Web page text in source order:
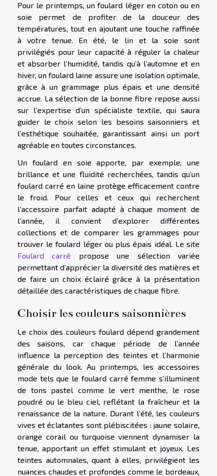
Pour le printemps, un foulard léger en coton ou en
soie permet de profiter de la douceur des
températures, tout en ajoutant une touche raffinée
à votre tenue. En été, le lin et la soie sont
privilégiés pour leur capacité à réguler la chaleur
et absorber l’humidité, tandis qu’à l’automne et en
hiver, un foulard laine assure une isolation optimale,
grâce à un grammage plus épais et une densité
accrue. La sélection de la bonne fibre repose aussi
sur l’expertise d’un spécialiste textile, qui saura
guider le choix selon les besoins saisonniers et
l’esthétique souhaitée, garantissant ainsi un port
agréable en toutes circonstances.
Un foulard en soie apporte, par exemple, une
brillance et une fluidité recherchées, tandis qu’un
foulard carré en laine protège efficacement contre
le froid. Pour celles et ceux qui recherchent
l’accessoire parfait adapté à chaque moment de
l’année, il convient d’explorer différentes
collections et de comparer les grammages pour
trouver le foulard léger ou plus épais idéal. Le site
Foulard carré propose une sélection variée
permettant d’apprécier la diversité des matières et
de faire un choix éclairé grâce à la présentation
détaillée des caractéristiques de chaque fibre.
Choisir les couleurs saisonnières
Le choix des couleurs foulard dépend grandement
des saisons, car chaque période de l’année
influence la perception des teintes et l’harmonie
générale du look. Au printemps, les accessoires
mode tels que le foulard carré femme s’illuminent
de tons pastel comme le vert menthe, le rose
poudré ou le bleu ciel, reflétant la fraîcheur et la
renaissance de la nature. Durant l’été, les couleurs
vives et éclatantes sont plébiscitées : jaune solaire,
orange corail ou turquoise viennent dynamiser la
tenue, apportant un effet stimulant et joyeux. Les
teintes automnales, quant à elles, privilégient les
nuances chaudes et profondes comme le bordeaux,